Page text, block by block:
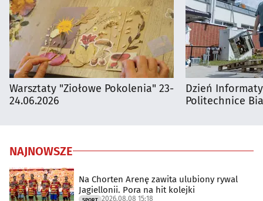
Warsztaty "Ziołowe Pokolenia" 23-
24.06.2026
Dzień
Politechnice
NAJNOWSZE
Na Chorten Arenę zawita ulubiony rywal
Jagiellonii. Pora na hit kolejki
2026.08.08 15:18